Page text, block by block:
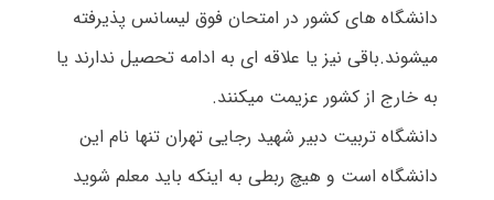
دانشگاه های کشور در امتحان فوق لیسانس پذیرفته
میشوند.باقی نیز یا علاقه ای به ادامه تحصیل ندارند یا
به خارج از کشور عزیمت میکنند.
دانشگاه تربیت دبیر شهید رجایی تهران تنها نام این
دانشگاه است و هیچ ربطی به اینکه باید معلم شوید